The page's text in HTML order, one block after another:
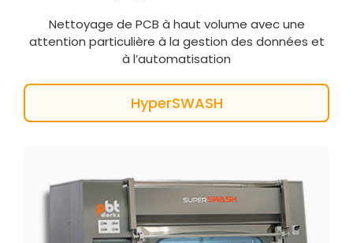
Nettoyage de PCB à haut volume avec une
attention particulière à la gestion des données et
à l’automatisation
HyperSWASH